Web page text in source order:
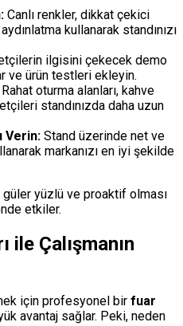
Canlı renkler, dikkat çekici
kullanarak standınızı
ilgisini çekecek demo
ve ürün testleri ekleyin.
Rahat oturma alanları, kahve
standınızda daha uzun
Verin: Stand üzerinde net ve
markanızı en iyi şekilde
yüzlü ve proaktif olması
etkiler.
ile Çalışmanın
için profesyonel bir fuar
avantaj sağlar. Peki, neden